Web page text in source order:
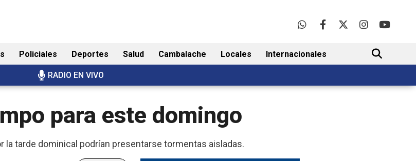
Policiales Deportes Salud Cambalache Locales Internacionales
RADIO EN VIVO
BUSCAR
para este domingo
tarde dominical podrían presentarse tormentas aisladas.